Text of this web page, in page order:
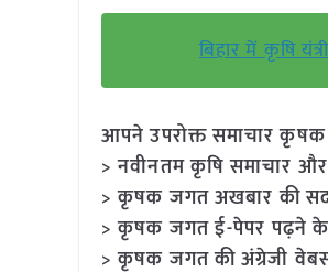
बिहार में कृषि
आपने उपरोक्त समाचार
> नवीनतम कृषि समाचार
> कृषक जगत अखबार की
> कृषक जगत ई-पेपर पढ़ने के
> कृषक जगत की अंग्रेजी